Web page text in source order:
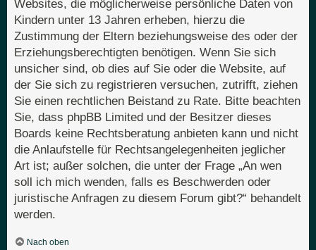
Websites, die möglicherweise persönliche Daten von
Kindern unter 13 Jahren erheben, hierzu die
Zustimmung der Eltern beziehungsweise des oder der
Erziehungsberechtigten benötigen. Wenn Sie sich
unsicher sind, ob dies auf Sie oder die Website, auf
der Sie sich zu registrieren versuchen, zutrifft, ziehen
Sie einen rechtlichen Beistand zu Rate. Bitte beachten
Sie, dass phpBB Limited und der Besitzer dieses
Boards keine Rechtsberatung anbieten kann und nicht
die Anlaufstelle für Rechtsangelegenheiten jeglicher
Art ist; außer solchen, die unter der Frage „An wen
soll ich mich wenden, falls es Beschwerden oder
juristische Anfragen zu diesem Forum gibt?“ behandelt
werden.
Nach oben